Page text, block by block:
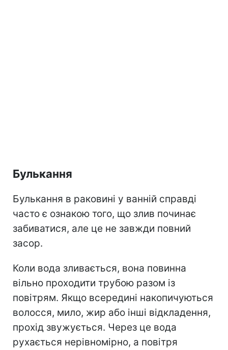
Булькання
Булькання в раковині у ванній справді
часто є ознакою того, що злив починає
забиватися, але це не завжди повний
засор.
Коли вода зливається, вона повинна
вільно проходити трубою разом із
повітрям. Якщо всередині накопичуються
волосся, мило, жир або інші відкладення,
прохід звужується. Через це вода
рухається нерівномірно, а повітря